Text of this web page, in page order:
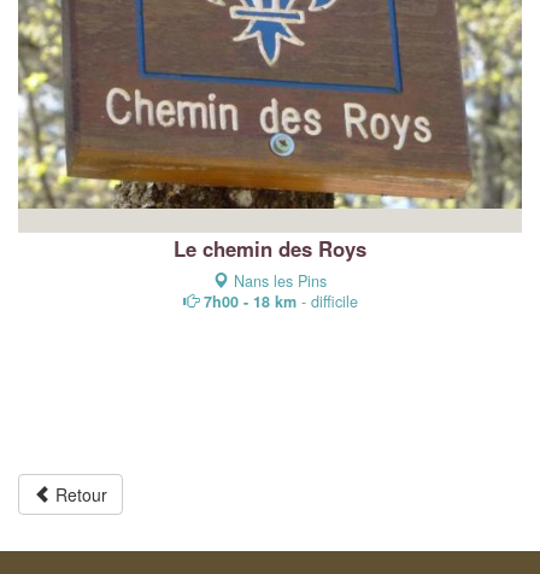
Le chemin des Roys
Nans les Pins
7h00 - 18 km- difficile
Retour